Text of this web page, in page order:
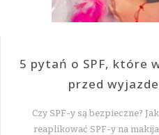
5 pytań o SPF, które
przed
Czy SPF-y są bezpieczne?
reaplikować SPF-y na